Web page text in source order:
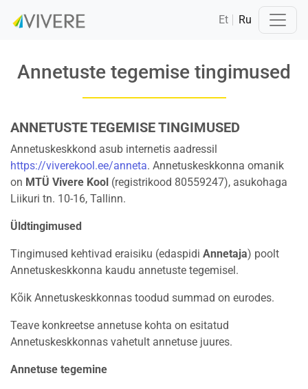
Et Ru
Annetuste tegemise tingimused
ANNETUSTE TEGEMISE TINGIMUSED
Annetuskeskkond asub internetis aadressil
https://viverekool.ee/anneta. Annetuskeskkonna omanik
on MTÜ Vivere Kool (registrikood 80559247), asukohaga
Liikuri tn. 10-16, Tallinn.
Üldtingimused
Tingimused kehtivad eraisiku (edaspidi Annetaja) poolt
Annetuskeskkonna kaudu annetuste tegemisel.
Kõik Annetuskeskkonnas toodud summad on eurodes.
Teave konkreetse annetuse kohta on esitatud
Annetuskeskkonnas vahetult annetuse juures.
Annetuse tegemine